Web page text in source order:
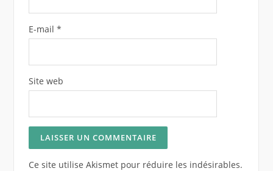
E-mail *
Site web
Ce site utilise Akismet pour réduire les indésirables.